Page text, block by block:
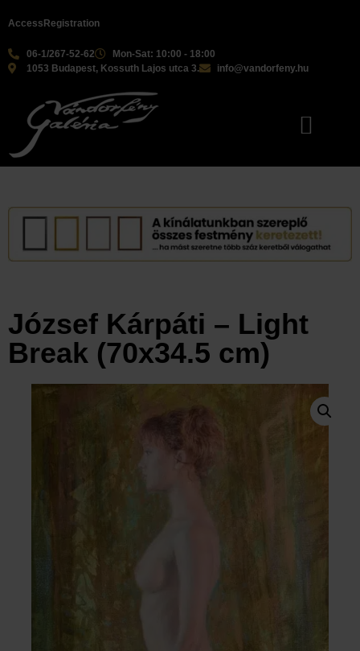
06-1/267-52-62
Mon-Sat: 10:00 - 18:00
1053 Budapest, Kossuth Lajos utca 3.
info@vandorfeny.hu
Access Registration
József Kárpáti – Light
Break (70x34.5 cm)